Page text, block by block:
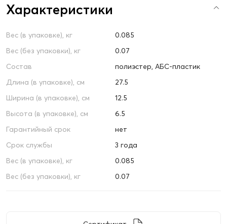
Характеристики
Вес (в упаковке), кг
0.085
Вес (без упаковки), кг
0.07
Состав
полиэстер, АБС-пластик
Длина (в упаковке), см
27.5
Ширина (в упаковке), см
12.5
Высота (в упаковке), см
6.5
Гарантийный срок
нет
Срок службы
3 года
Вес (в упаковке), кг
0.085
Вес (без упаковки), кг
0.07